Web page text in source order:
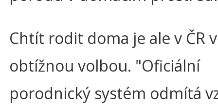
Chtít rodit doma je ale v ČR
obtížnou volbou. "Oficiální
porodnický systém odmítá